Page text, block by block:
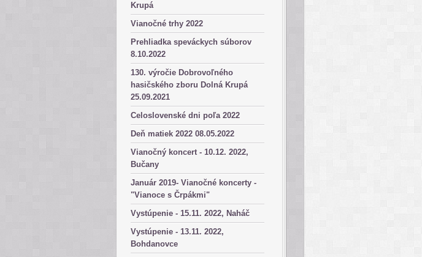
Krupá
Vianočné trhy 2022
Prehliadka speváckych súborov
8.10.2022
130. výročie Dobrovoľného
hasičského zboru Dolná Krupá
25.09.2021
Celoslovenské dni poľa 2022
Deň matiek 2022 08.05.2022
Vianočný koncert - 10.12. 2022,
Bučany
Január 2019- Vianočné koncerty -
"Vianoce s Črpákmi"
Vystúpenie - 15.11. 2022, Naháč
Vystúpenie - 13.11. 2022,
Bohdanovce